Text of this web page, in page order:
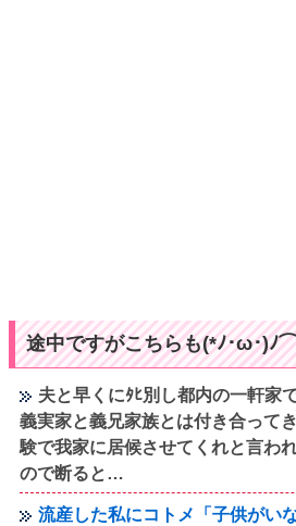
途中ですがこちらも(*ﾉ･ω･)ﾉ
夫と早くにﾀﾋ別し都内の一軒家
義実家と義兄家族とは付き合って
験で我家に居候させてくれと言わ
ので断ると…
流産した私にコトメ「子供がい